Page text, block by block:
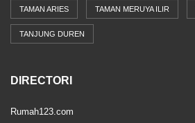
TAMAN ARIES TAMAN MERUYA ILIR
TANJUNG DUREN
DIRECTORI
Rumah123.com